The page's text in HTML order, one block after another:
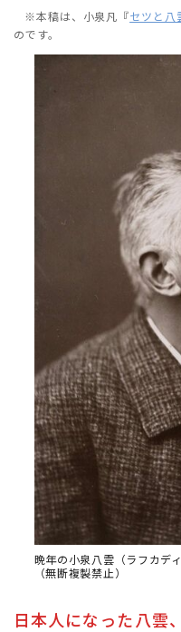
※本稿は、小泉凡『セツと八
のです。
晩年の小泉八雲（ラフカデ
（無断複製禁止）
日本人になった八雲